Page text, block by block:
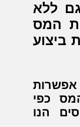
ללא
המס
ביצוע
אפשרות
כפי
הנו